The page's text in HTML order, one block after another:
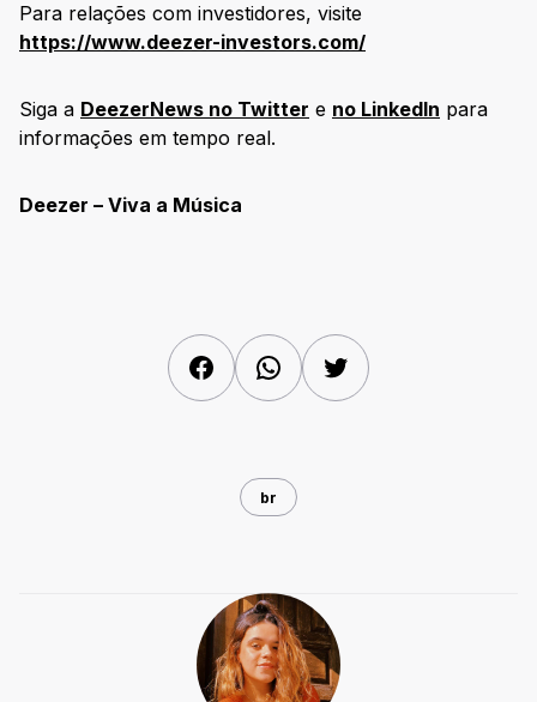
Para relações com investidores, visite
https://www.deezer-investors.com/
Siga a DeezerNews no Twitter e no LinkedIn para
informações em tempo real.
Deezer – Viva a Música
FacebookWhatsAppTwitter
br